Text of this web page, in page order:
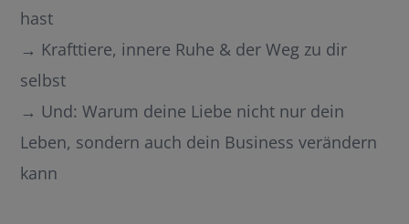
hast
→ Krafttiere, innere Ruhe & der Weg zu dir
selbst
→ Und: Warum deine Liebe nicht nur dein
Leben, sondern auch dein Business verändern
kann